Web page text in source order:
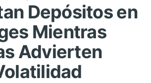
Depósitos en
Mientras
Advierten